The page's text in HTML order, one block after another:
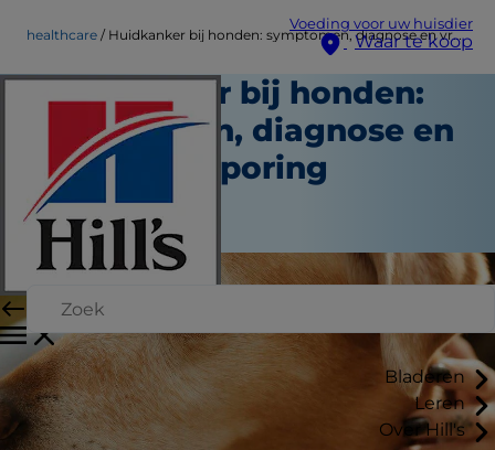
Voeding voor uw huisdier
Waar te koop
Bladeren
Leren
Over Hill's
healthcare Huidkanker bij honden: symptomen, diagnose en vroege opsporing
Huidkanker bij honden:
symptomen, diagnose en
vroege opsporing
Gezondheidszorg
Februari 10, 2023